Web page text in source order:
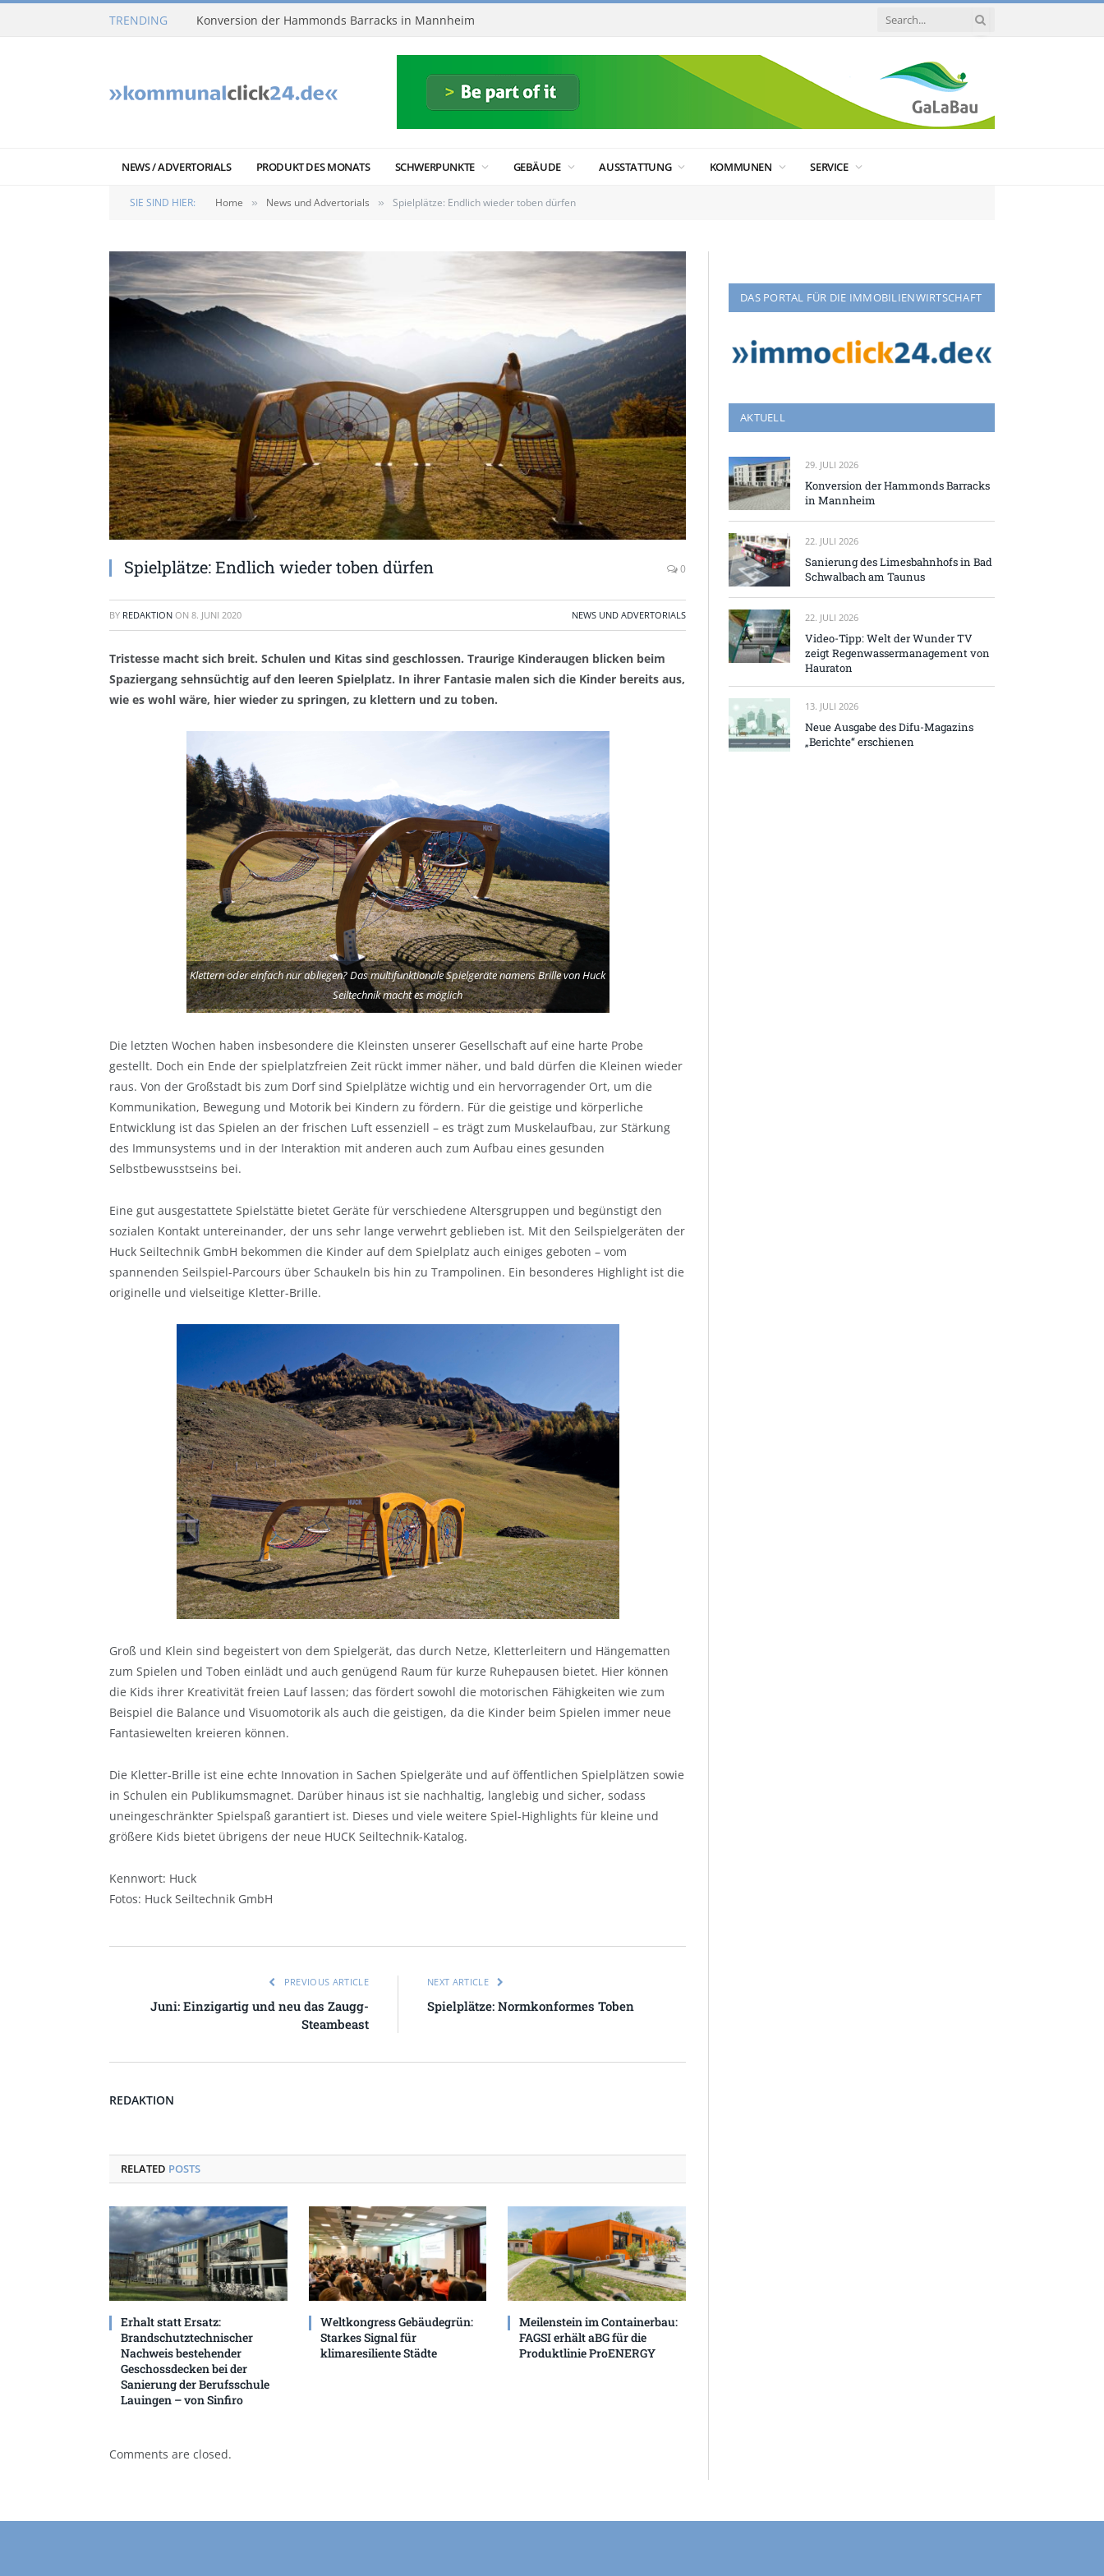
TRENDING Konversion der Hammonds Barracks in Mannheim
NEWS / ADVERTORIALS PRODUKT DES MONATS SCHWERPUNKTE GEBÄUDE AUSSTATTUNG KOMMUNEN SERVICE
SIE SIND HIER: Home » News und Advertorials » Spielplätze: Endlich wieder toben dürfen
Spielplätze: Endlich wieder toben dürfen 0
BY REDAKTION ON 8. JUNI 2020 NEWS UND ADVERTORIALS
Tristesse macht sich breit. Schulen und Kitas sind geschlossen. Traurige Kinderaugen blicken beim
Spaziergang sehnsüchtig auf den leeren Spielplatz. In ihrer Fantasie malen sich die Kinder bereits aus,
wie es wohl wäre, hier wieder zu springen, zu klettern und zu toben.
Klettern oder einfach nur abliegen? Das multifunktionale Spielgeräte namens Brille von Huck
Seiltechnik macht es möglich
Die letzten Wochen haben insbesondere die Kleinsten unserer Gesellschaft auf eine harte Probe
gestellt. Doch ein Ende der spielplatzfreien Zeit rückt immer näher, und bald dürfen die Kleinen wieder
raus. Von der Großstadt bis zum Dorf sind Spielplätze wichtig und ein hervorragender Ort, um die
Kommunikation, Bewegung und Motorik bei Kindern zu fördern. Für die geistige und körperliche
Entwicklung ist das Spielen an der frischen Luft essenziell – es trägt zum Muskelaufbau, zur Stärkung
des Immunsystems und in der Interaktion mit anderen auch zum Aufbau eines gesunden
Selbstbewusstseins bei.
Eine gut ausgestattete Spielstätte bietet Geräte für verschiedene Altersgruppen und begünstigt den
sozialen Kontakt untereinander, der uns sehr lange verwehrt geblieben ist. Mit den Seilspielgeräten der
Huck Seiltechnik GmbH bekommen die Kinder auf dem Spielplatz auch einiges geboten – vom
spannenden Seilspiel-Parcours über Schaukeln bis hin zu Trampolinen. Ein besonderes Highlight ist die
originelle und vielseitige Kletter-Brille.
Groß und Klein sind begeistert von dem Spielgerät, das durch Netze, Kletterleitern und Hängematten
zum Spielen und Toben einlädt und auch genügend Raum für kurze Ruhepausen bietet. Hier können
die Kids ihrer Kreativität freien Lauf lassen; das fördert sowohl die motorischen Fähigkeiten wie zum
Beispiel die Balance und Visuomotorik als auch die geistigen, da die Kinder beim Spielen immer neue
Fantasiewelten kreieren können.
Die Kletter-Brille ist eine echte Innovation in Sachen Spielgeräte und auf öffentlichen Spielplätzen sowie
in Schulen ein Publikumsmagnet. Darüber hinaus ist sie nachhaltig, langlebig und sicher, sodass
uneingeschränkter Spielspaß garantiert ist. Dieses und viele weitere Spiel-Highlights für kleine und
größere Kids bietet übrigens der neue HUCK Seiltechnik-Katalog.
Kennwort: Huck
Fotos: Huck Seiltechnik GmbH
PREVIOUS ARTICLE
Juni: Einzigartig und neu das Zaugg-
Steambeast
NEXT ARTICLE
Spielplätze: Normkonformes Toben
REDAKTION
RELATED POSTS
Erhalt statt Ersatz:
Brandschutztechnischer
Nachweis bestehender
Geschossdecken bei der
Sanierung der Berufsschule
Lauingen – von Sinfiro
Weltkongress Gebäudegrün:
Starkes Signal für
klimaresiliente Städte
Meilenstein im Containerbau:
FAGSI erhält aBG für die
Produktlinie ProENERGY
Comments are closed.
DAS PORTAL FÜR DIE IMMOBILIENWIRTSCHAFT
AKTUELL
29. JULI 2026
Konversion der Hammonds Barracks
in Mannheim
22. JULI 2026
Sanierung des Limesbahnhofs in Bad
Schwalbach am Taunus
22. JULI 2026
Video-Tipp: Welt der Wunder TV
zeigt Regenwassermanagement von
Hauraton
13. JULI 2026
Neue Ausgabe des Difu-Magazins
„Berichte“ erschienen